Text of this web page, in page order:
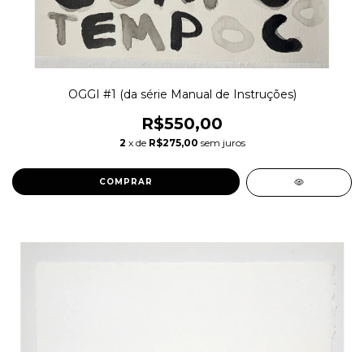
OGGI #1 (da série Manual de Instruções)
R$550,00
2 x de R$275,00 sem juros